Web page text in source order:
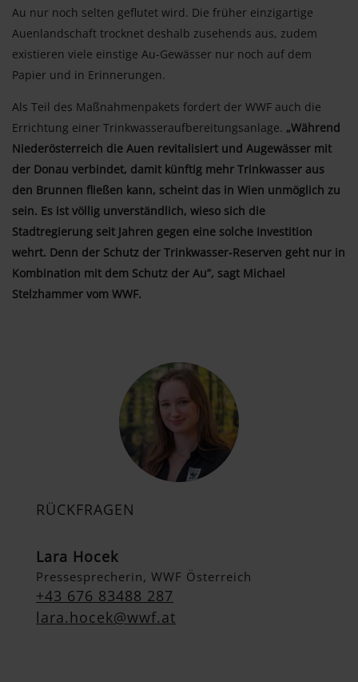
Au nur noch selten geflutet wird. Die früher einzigartige
Auenlandschaft trocknet deshalb zusehends aus, zudem
existieren viele einstige Au-Gewässer nur noch auf dem
Papier und in Erinnerungen.
Als Teil des Maßnahmenpakets fordert der WWF auch die
Errichtung einer Trinkwasseraufbereitungsanlage. „Während
Niederösterreich die Auen revitalisiert und Augewässer mit
der Donau verbindet, damit künftig mehr Trinkwasser aus
den Brunnen fließen kann, scheint das in Wien unmöglich zu
sein. Es ist völlig unverständlich, wieso sich die
Stadtregierung seit Jahren gegen eine solche Investition
wehrt. Denn der Schutz der Trinkwasser-Reserven geht nur in
Kombination mit dem Schutz der Au”, sagt Michael
Stelzhammer vom WWF.
RÜCKFRAGEN
Lara Hocek
Pressesprecherin, WWF Österreich
+43 676 83488 287
lara.hocek@wwf.at